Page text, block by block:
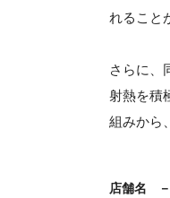
れること
さらに、
射熱を積
組みから
店舗名 －